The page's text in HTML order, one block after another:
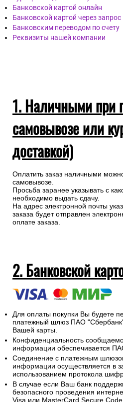
Банковской картой онлайн
Банковской картой через
Банковским переводом по счету
Реквизиты нашей компании
1. Наличными при
самовывозе или
доставкой)
Оплатить заказ наличными
самовывозе.
Просьба заранее указывать с
необходимо выдать сдачу.
На адрес электронной почты
заказа будет отправлен
оплате заказа.
2. Банковской
Для оплаты покупки Вы будете
платежный шлюз ПАО "Сбербанк"
Вашей карты.
Конфиденциальность
информации обеспечивается
Соединение с платежным
информации осуществляется в
использованием протокола
В случае если Ваш банк
безопасного проведения
Visa или MasterCard Secure